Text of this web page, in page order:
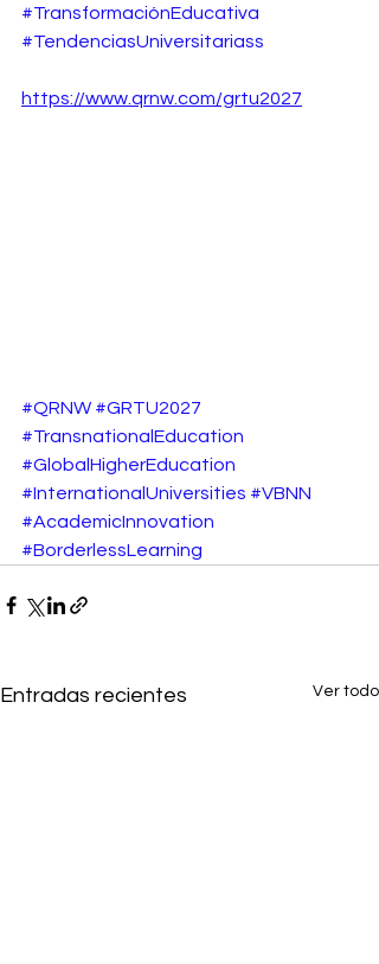
#TransformaciónEducativa
#TendenciasUniversitariass
https://www.qrnw.com/grtu2027
#QRNW #GRTU2027
#TransnationalEducation
#GlobalHigherEducation
#InternationalUniversities #VBNN
#AcademicInnovation
#BorderlessLearning
Entradas recientes Ver todo